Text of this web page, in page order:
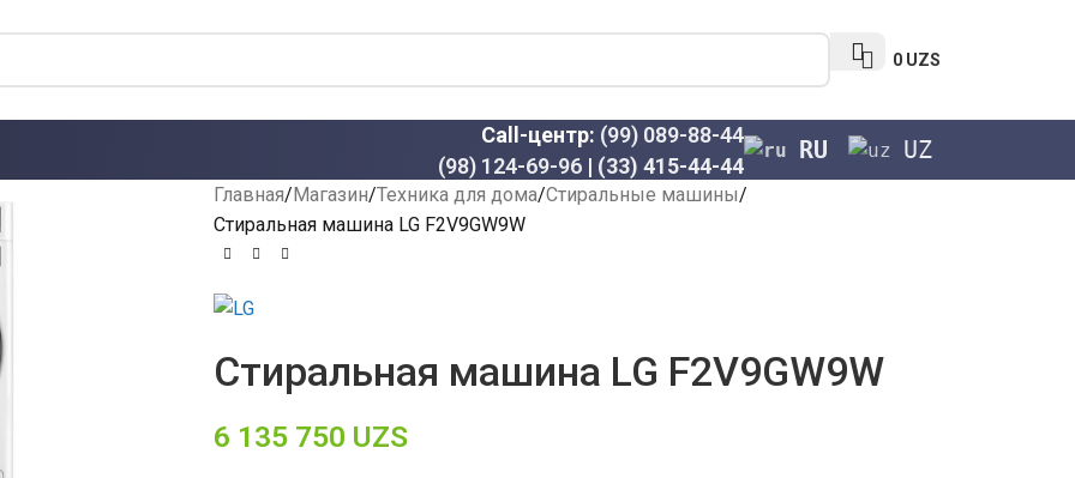
0 UZS
Call-центр: (99) 089-88-44
(98) 124-69-96 | (33) 415-44-44
RU UZ
Главная Магазин Техника для дома Стиральные машины
Стиральная машина LG F2V9GW9W
Стиральная машина LG F2V9GW9W
6 135 750 UZS